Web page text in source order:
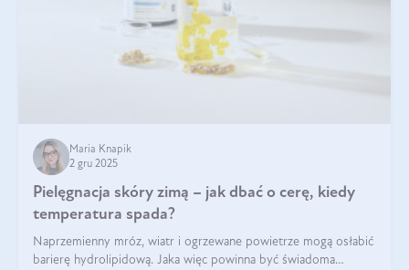
Maria Knapik
2 gru 2025
Pielęgnacja skóry zimą – jak dbać o cerę, kiedy
temperatura spada?
Naprzemienny mróz, wiatr i ogrzewane powietrze mogą osłabić
barierę hydrolipidową. Jaka więc powinna być świadoma